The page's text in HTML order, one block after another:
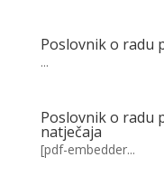
Poslovnik o radu
...
Poslovnik o radu
natječaja
[pdf-embedder...